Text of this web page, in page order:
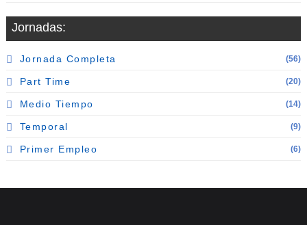
Jornadas:
Jornada Completa (56)
Part Time (20)
Medio Tiempo (14)
Temporal (9)
Primer Empleo (6)